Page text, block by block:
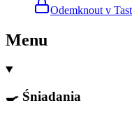
Odemknout v
Menu
🍳 Śniadania